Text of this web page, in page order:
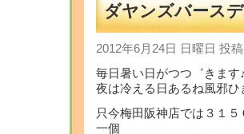
ダヤンズバース
2012年6月24日 日曜日 投
毎日暑い日がつつ゛きま
夜は冷える日あるね風邪
只今梅田阪神店では３１
一個